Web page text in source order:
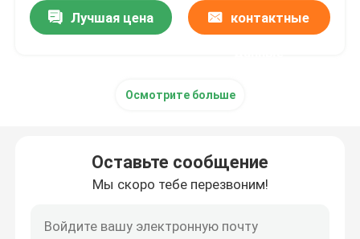
Лучшая цена контактные
Осмотрите больше
Оставьте сообщение
Мы скоро тебе перезвоним!